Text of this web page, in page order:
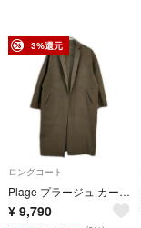
3%還元
ロングコート
Plage プラージュ カーキ ウール ハミルトン テーラードコート
¥ 9,790